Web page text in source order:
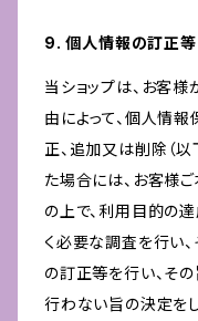
9. 個人情報の訂正等
当ショップは、お客
由によって、個人情
正、追加又は削除（以
た場合には、お客様
の上で、利用目的の
く必要な調査を行い
の訂正等を行い、そ
行わない旨の決定を